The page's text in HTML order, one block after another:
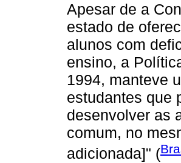
Apesar de a
estado de
alunos com
ensino, a
1994, manteve
estudantes que
desenvolver as
comum, no
adicionada]" (